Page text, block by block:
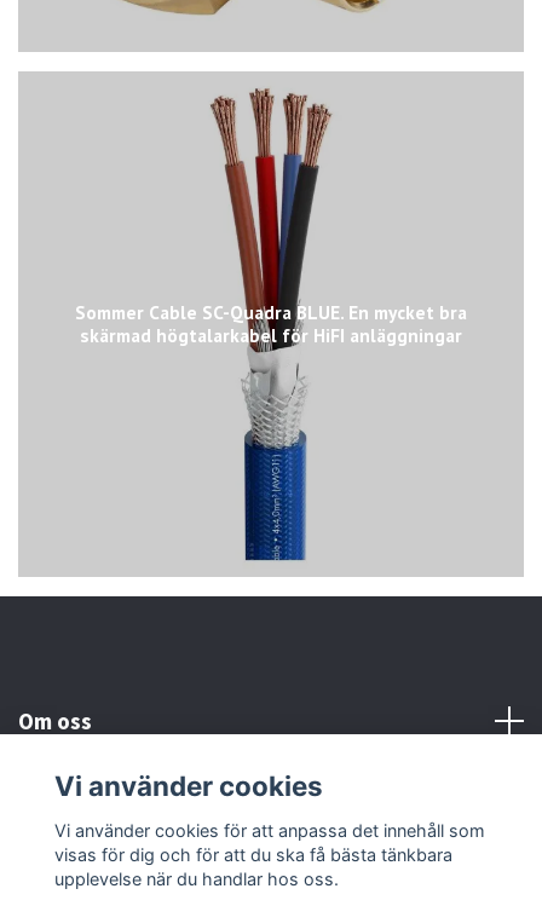
Sommer Cable SC-Quadra BLUE. En mycket bra
skärmad högtalarkabel för HiFI anläggningar
Om oss
Kundtjänst
Läs mer
Vi använder cookies
Vi använder cookies för att anpassa det innehåll som
visas för dig och för att du ska få bästa tänkbara
upplevelse när du handlar hos oss.